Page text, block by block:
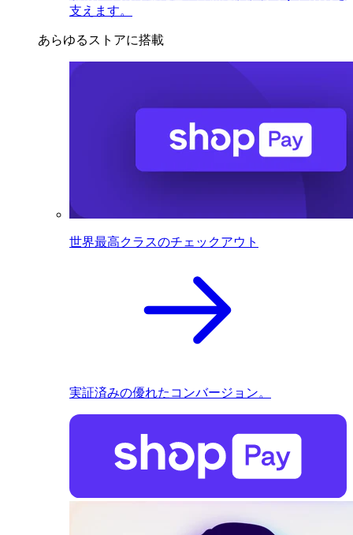
支えます。
あらゆるストアに搭載
世界最高クラスのチェックアウト
実証済みの優れたコンバージョン。